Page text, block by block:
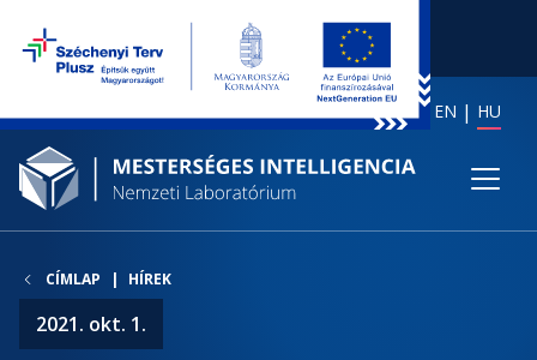
EN HU
CÍMLAP HÍREK
2021. okt. 1.